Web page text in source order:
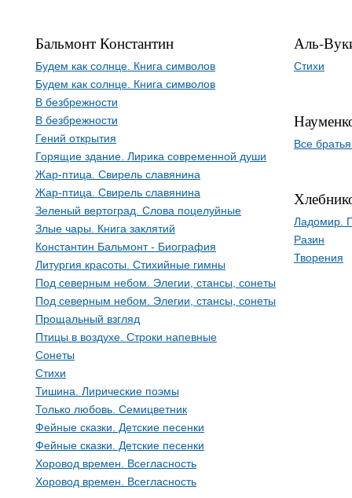
Бальмонт Константин
Будем как солнце. Книга символов
Будем как солнце. Книга символов
В безбрежности
В безбрежности
Гений открытия
Горящие здание. Лирика современной души
Жар-птица. Свирель славянина
Жар-птица. Свирель славянина
Зеленый вертоград. Слова поцелуйные
Злые чары. Книга заклятий
Константин Бальмонт - Биография
Литургия красоты. Стихийные гимны
Под северным небом. Элегии, стансы, сонеты
Под северным небом. Элегии, стансы, сонеты
Прощальный взгляд
Птицы в воздухе. Строки напевные
Сонеты
Стихи
Тишина. Лирические поэмы
Только любовь. Семицветник
Фейные сказки. Детские песенки
Фейные сказки. Детские песенки
Хоровод времен. Всегласность
Хоровод времен. Всегласность
Аль-
Стихи
Все
Ладомир.
Разин
Творения